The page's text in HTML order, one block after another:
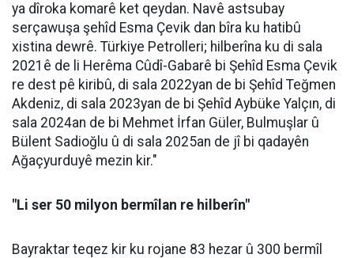
ya dîroka komarê ket qeydan. Navê astsubay
serçawuşa şehîd Esma Çevik dan bîra ku hatibû
xistina dewrê. Türkiye Petrolleri; hilberîna ku di sala
2021ê de li Herêma Cûdî-Gabarê bi Şehîd Esma Çevik
re dest pê kiribû, di sala 2022yan de bi Şehîd Teğmen
Akdeniz, di sala 2023yan de bi Şehîd Aybüke Yalçın, di
sala 2024an de bi Mehmet İrfan Güler, Bulmuşlar û
Bülent Sadioğlu û di sala 2025an de jî bi qadayên
Ağaçyurduyê mezin kir."
"Li ser 50 milyon bermîlan re hilberîn"
Bayraktar teqez kir ku rojane 83 hezar û 300 bermîl